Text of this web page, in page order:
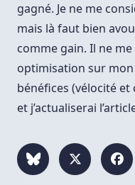
gagné. Je ne me
mais là faut bien
comme gain. Il ne
optimisation sur mon
bénéfices (vélocité
et j’actualiserai